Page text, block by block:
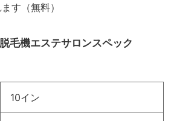
す（無料）
毛機エステサロンスペック
10イン